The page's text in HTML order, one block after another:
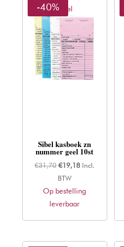
Sibel
-40%
Sibel kasboek zn
nummer geel 10st
€31,70 Oorspronkelijke
prijs
was:
€31,70.
€19,18Huidige
is:
Incl.
BTW
Op bestelling
leverbaar